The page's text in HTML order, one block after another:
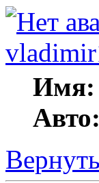
Имя:
Авто: